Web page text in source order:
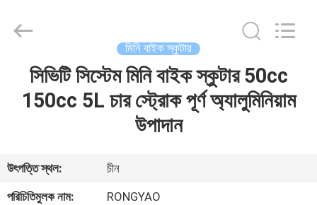
আমাদের
সম্পর্কে
Vehicle
Co.,Ltd.
মিনি বাইক স্কুটার
সিভিটি সিস্টেম মিনি বাইক স্কুটার 50cc
150cc 5L চার স্ট্রোক পূর্ণ অ্যালুমিনিয়াম
উপাদান
উৎপত্তি স্থল:
চীন
পরিচিতিমুলক নাম:
RONGYAO